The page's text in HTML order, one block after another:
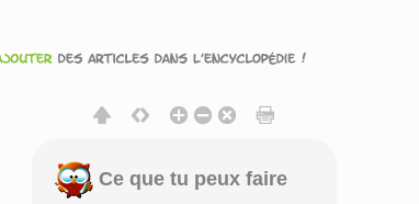
Ce que tu peux faire